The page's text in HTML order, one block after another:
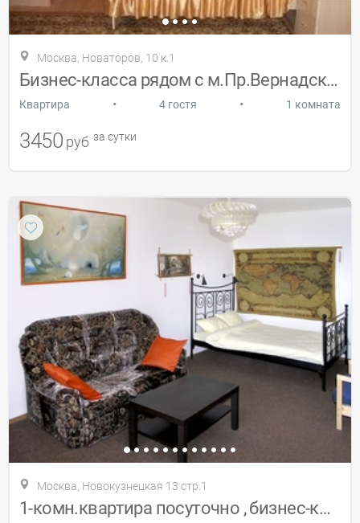
Москва, Новаторов, 10 к.1
Бизнес-класса рядом с м.Пр.Вернадского
Квартира • 4 гостя • 1 комната
3450 руб за сутки
Москва, Новокузнецкая 13 стр.1
1-комн.квартира посуточно , бизнес-класс